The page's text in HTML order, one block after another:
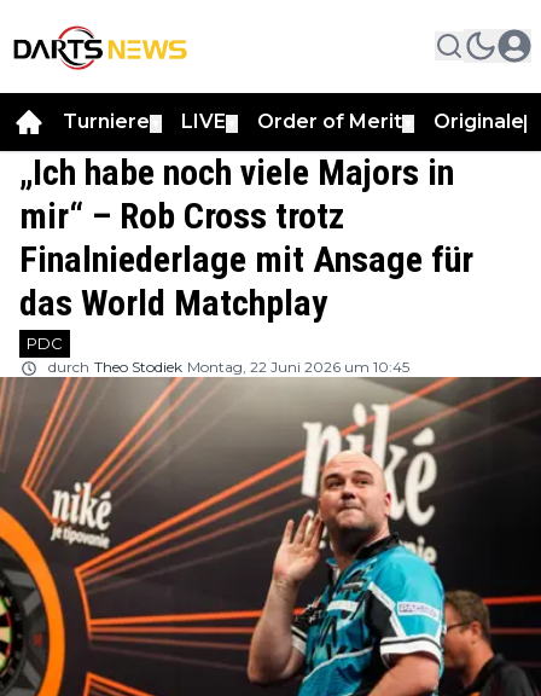
Turniere LIVE Order of Merit Originale
„Ich habe noch viele Majors in
mir“ – Rob Cross trotz
Finalniederlage mit Ansage für
das World Matchplay
PDC
durch Theo Stodiek Montag, 22 Juni 2026 um 10:45